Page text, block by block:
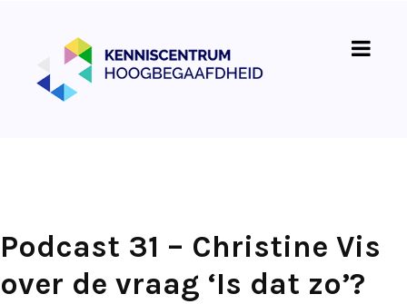
Podcast 31 – Christine Vis
over de vraag ‘Is dat zo’?